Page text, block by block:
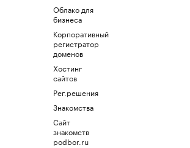
Облако для
бизнеса
Корпоративный
регистратор
доменов
Хостинг
сайтов
Рег.решения
Знакомства
Сайт
знакомств
podbor.ru